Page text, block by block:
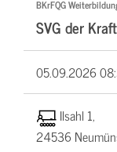
BKrFQG
SVG der
05.09.2026
Ilsahl 1,
24536